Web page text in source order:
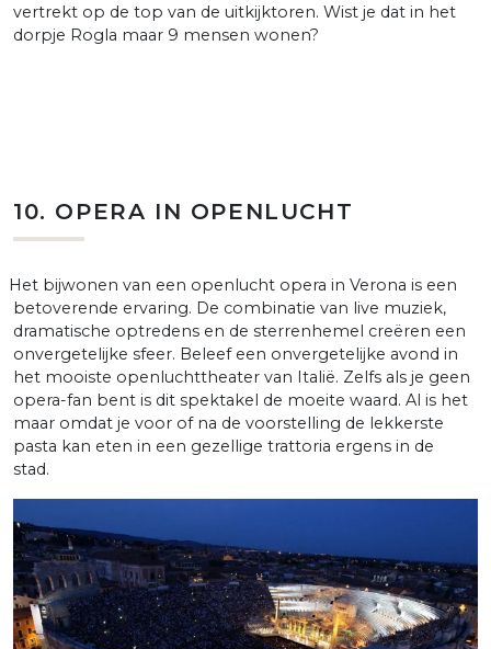
vertrekt op de top van de uitkijktoren. Wist je dat in het
dorpje Rogla maar 9 mensen wonen?
10. OPERA IN OPENLUCHT
bijwonen van een openlucht opera in Verona is een
betoverende ervaring. De combinatie van live muziek,
dramatische optredens en de sterrenhemel creëren een
onvergetelijke sfeer. Beleef een onvergetelijke avond in
het mooiste openluchttheater van Italië. Zelfs als je geen
opera-fan bent is dit spektakel de moeite waard. Al is het
maar omdat je voor of na de voorstelling de lekkerste
pasta kan eten in een gezellige trattoria ergens in de
stad.